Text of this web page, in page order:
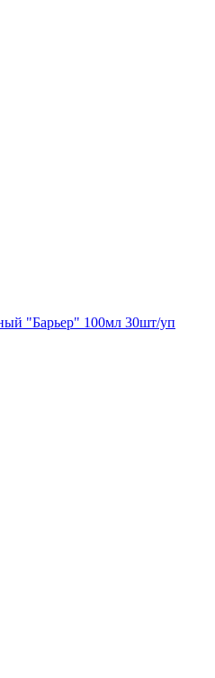
"Барьер" 100мл 30шт/уп